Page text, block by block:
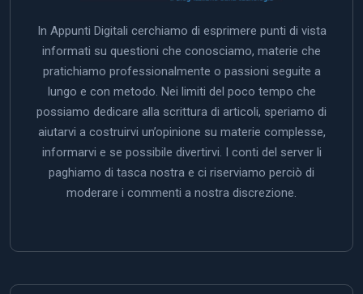
In Appunti Digitali cerchiamo di esprimere punti di vista
informati su questioni che conosciamo, materie che
pratichiamo professionalmente o passioni seguite a
lungo e con metodo. Nei limiti del poco tempo che
possiamo dedicare alla scrittura di articoli, speriamo di
aiutarvi a costruirvi un’opinione su materie complesse,
informarvi e se possibile divertirvi. I conti del server li
paghiamo di tasca nostra e ci riserviamo perciò di
moderare i commenti a nostra discrezione.